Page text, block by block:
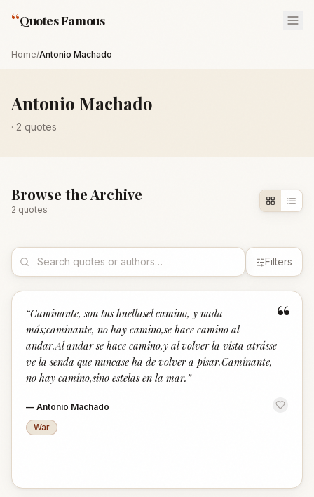
“Quotes Famous
Home/Antonio Machado
Antonio Machado
· 2 quotes
Browse the Archive
2 quotes
Filters
“
“Caminante, son tus huellasel camino, y nada
más;caminante, no hay camino,se hace camino al
andar.Al andar se hace camino,y al volver la vista atrásse
ve la senda que nuncase ha de volver a pisar.Caminante,
no hay camino,sino estelas en la mar. ”
— Antonio Machado
War